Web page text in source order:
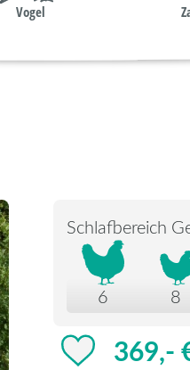
Vogel
Schlafbereich
6 8
369,-